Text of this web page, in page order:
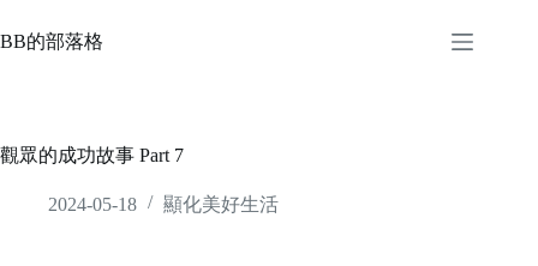
to
content
BB的部落格
觀眾的成功故事 Part 7
2024-05-18 顯化美好生活